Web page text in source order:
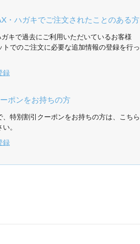
・ハガキでご注文されたことのある方
キで過去にご利用いただいているお客様
トでのご注文に必要な追加情報の登録を行っ
録
ポンをお持ちの方
、特別割引クーポンをお持ちの方は、こちら
。
録